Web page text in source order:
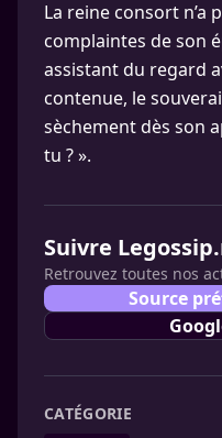
La reine consort n’a
complaintes de son
assistant du regard
contenue, le
sèchement dès son
tu ? ».
Suivre
Retrouvez toutes nos
Source
CATÉGORIE